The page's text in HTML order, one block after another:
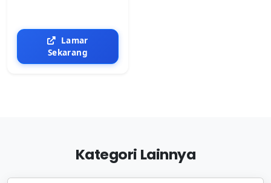
Lamar
Sekarang
Kategori Lainnya